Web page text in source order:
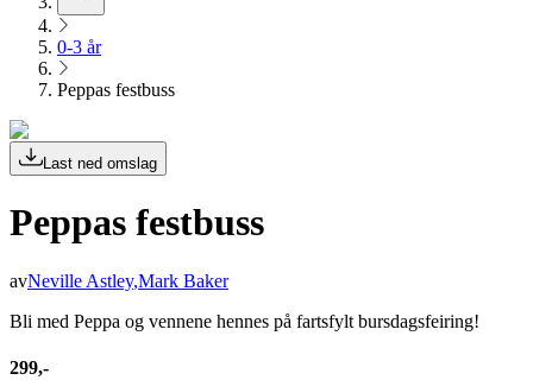
0-3 år
Peppas festbuss
Last ned omslag
Peppas festbuss
avNeville Astley,Mark Baker
Bli med Peppa og vennene hennes på fartsfylt bursdagsfeiring!
299,-